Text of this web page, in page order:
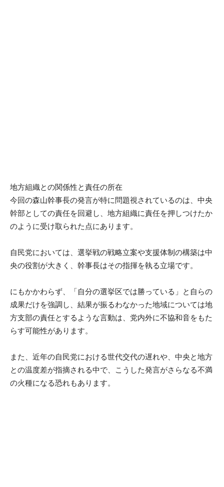
地方組織との関係性と責任の所在
今回の森山幹事長の発言が特に問題視されているのは、中央
幹部としての責任を回避し、地方組織に責任を押しつけたか
のように受け取られた点にあります。
自民党においては、選挙戦の戦略立案や支援体制の構築は中
央の役割が大きく、幹事長はその指揮を執る立場です。
にもかかわらず、「自分の選挙区では勝っている」と自らの
成果だけを強調し、結果が振るわなかった地域については地
方支部の責任とするような言動は、党内外に不協和音をもた
らす可能性があります。
また、近年の自民党における世代交代の遅れや、中央と地方
との温度差が指摘される中で、こうした発言がさらなる不満
の火種になる恐れもあります。